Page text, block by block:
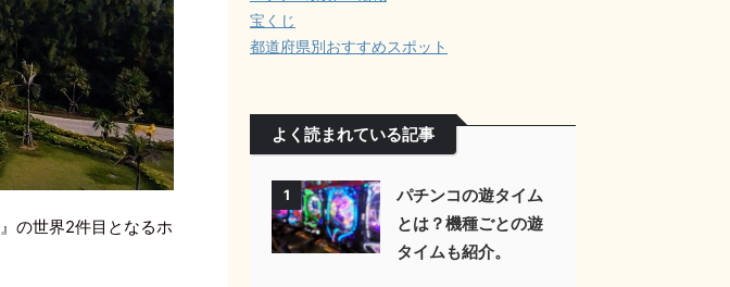
』の世界2件目となるホ
宝くじ
都道府県別おすすめスポット
よく読まれている記事
1
パチンコの遊タイム
とは？機種ごとの遊
タイムも紹介。